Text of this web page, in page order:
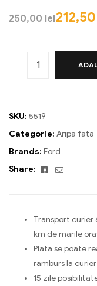
250,00lei212,50
SKU: 5519
Categorie: Aripa fata
Brands: Ford
Share:
Facebook
Email
Transport curier
km de marile
Plata se poate
ramburs la curier
15 zile